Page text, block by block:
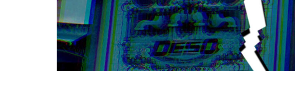
Chapa 1 – “Unidade,
Resistência e Luta vence” a
Urbanitários
reunião do Comitê de